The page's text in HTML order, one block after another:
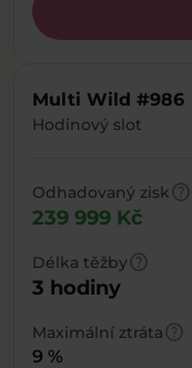
Multi Wild #986
Hodinový slot
Odhadovaný ziskhelp
239 999 Kč
Délka těžbyhelp
3 hodiny
Maximální ztrátahelp
9 %